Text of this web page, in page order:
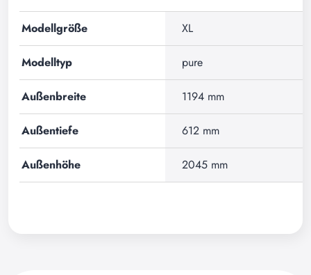
Modellgröße XL
Modelltyp pure
Außenbreite 1194 mm
Außentiefe 612 mm
Außenhöhe 2045 mm